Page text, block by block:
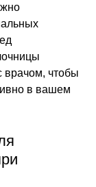
врачом, чтобы
в вашем